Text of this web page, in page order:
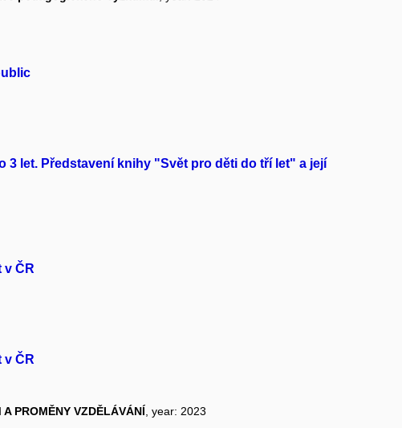
3 let. Představení knihy "Svět pro děti do tří let" a její
v ČR
v ČR
PROMĚNY VZDĚLÁVÁNÍ, year: 2023